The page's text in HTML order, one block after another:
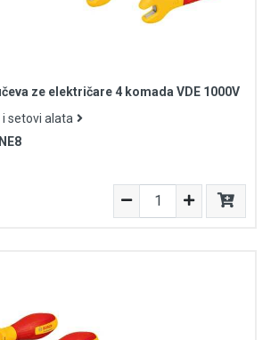
ze električare 4 komada VDE 1000V
i setovi alata